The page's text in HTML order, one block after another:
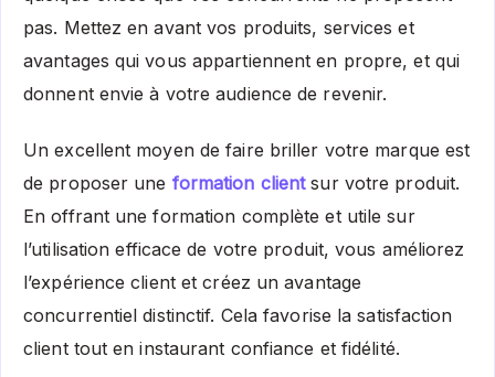
pas. Mettez en avant vos produits, services et
avantages qui vous appartiennent en propre, et qui
donnent envie à votre audience de revenir.
Un excellent moyen de faire briller votre marque est
de proposer une formation clientsur votre produit.
En offrant une formation complète et utile sur
l’utilisation efficace de votre produit, vous améliorez
l’expérience client et créez un avantage
concurrentiel distinctif. Cela favorise la satisfaction
client tout en instaurant confiance et fidélité.